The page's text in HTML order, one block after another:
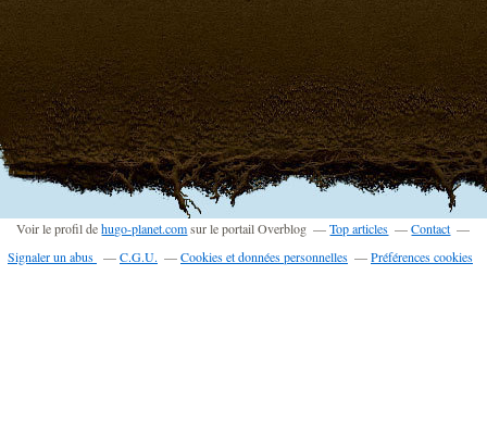
Voir le profil dehugo-planet.comsur le portail Overblog Top articles
Contact
Signaler un abus
C.G.U. Cookies et données personnelles Préférences cookies